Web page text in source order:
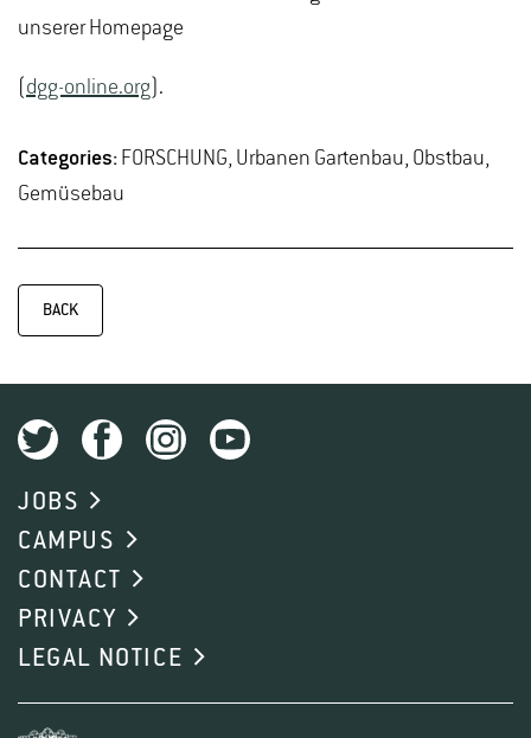
unserer Homepage
dgg-online.org ).
Categories: FORSCHUNG, Urbanen Gartenbau, Obstbau,
Gemüsebau
BACK
JOBS
CAMPUS
CONTACT
PRIVACY
LEGAL NOTICE